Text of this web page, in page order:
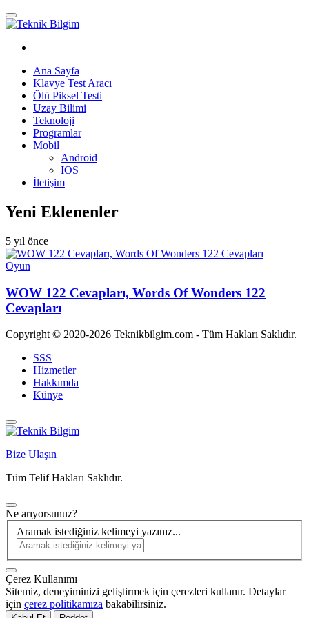
Ana Sayfa
Klavye Test Aracı
Ölü Piksel Testi
Uzay Bilimi
Teknoloji
Programlar
Mobil
Android
IOS
İletişim
Yeni Eklenenler
5 yıl önce
Oyun
WOW 122 Cevapları, Words Of Wonders 122
Cevapları
Copyright © 2020-2026 Teknikbilgim.com - Tüm Hakları Saklıdır.
SSS
Hizmetler
Hakkımda
Künye
Bize Ulaşın
Tüm Telif Hakları Saklıdır.
Ne arıyorsunuz?
Aramak istediğiniz kelimeyi yazınız...
Çerez Kullanımı
Sitemiz, deneyiminizi geliştirmek için çerezleri kullanır. Detaylar
için çerez politikamıza bakabilirsiniz.